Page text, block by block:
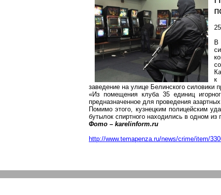
В
к
заведение на улице Белинского силовики
«Из помещения клуба 35 единиц
предназначенное для проведения
Помимо этого, кузнецким полицейским
бутылок спиртного находились в одном
Фото – karelinform.ru
http://www.temapenza.ru/news/crime/item/